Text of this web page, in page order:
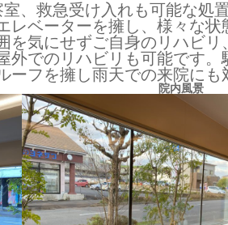
、救急受け入れも可能な処
レベーターを擁し、様々な
を気にせずご自身のリハビ
外でのリハビリも可能です
フを擁し雨天での来院にも
院内風景